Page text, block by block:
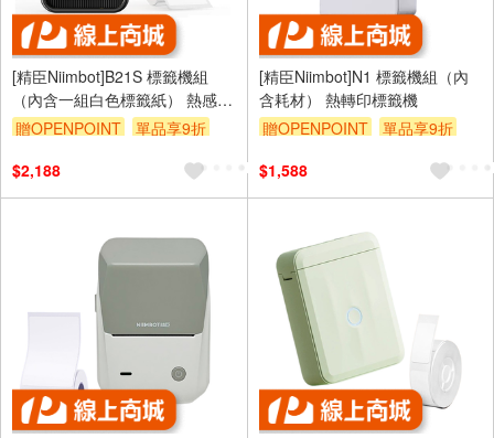
[精臣Niimbot]B21S 標籤機組
（內含一組白色標籤紙） 熱感應
標籤機—黑色
贈OPENPOINT
單品享9折
$2,188
[精臣Niimbot]N1 標籤機組（內
含耗材） 熱轉印標籤機
贈OPENPOINT
單品享9折
$1,588